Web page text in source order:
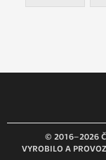
© 2016–2026
VYROBILO A